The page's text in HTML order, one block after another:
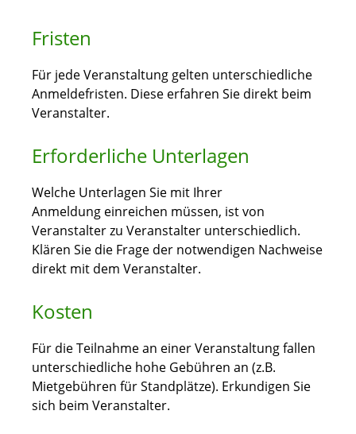
Fristen
Für jede Veranstaltung gelten unterschiedliche
Anmeldefristen. Diese erfahren Sie direkt beim
Veranstalter.
Erforderliche Unterlagen
Welche Unterlagen Sie mit Ihrer
Anmeldung einreichen müssen, ist von
Veranstalter zu Veranstalter unterschiedlich.
Klären Sie die Frage der notwendigen Nachweise
direkt mit dem Veranstalter.
Kosten
Für die Teilnahme an einer Veranstaltung fallen
unterschiedliche hohe Gebühren an (z.B.
Mietgebühren für Standplätze). Erkundigen Sie
sich beim Veranstalter.